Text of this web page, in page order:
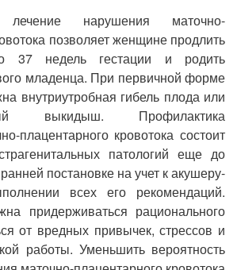
лечение нарушения маточно-
позволяет женщине продлить
37 недель гестации и родить
младенца. При первичной форме
внутриутробная гибель плода или
выкидыш. Профилактика
плацентарного кровотока состоит
патологий еще до
постановке на учет к акушеру-
всех его рекомендаций.
придерживаться рационального
от вредных привычек, стрессов и
работы. Уменьшить вероятность